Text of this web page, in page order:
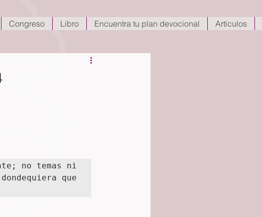
Congreso Libro Encuentra tu plan devocional Artículos
no temas ni
que